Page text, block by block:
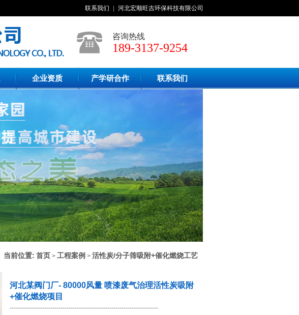
联系我们 河北宏顺旺吉环保科技有限公司
咨询热线
189-3137-9254
企业资质 产学研合作 联系我们
当前位置: 首页 > 工程案例 > 活性炭/分子筛吸附+催化燃烧工艺
河北某阀门厂- 80000风量 喷漆废气治理活性炭吸附
+催化燃烧项目
-------------------------------------------------------------------------